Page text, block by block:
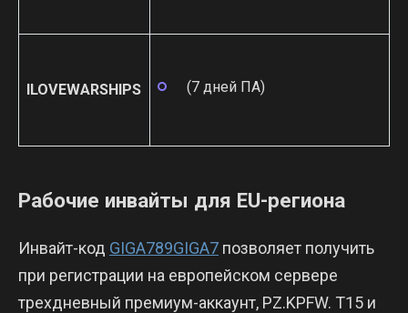
ILOVEWARSHIPS (7 дней ПА)
Рабочие инвайты для EU-региона
Инвайт-код GIGA789GIGA7 позволяет получить
при регистрации на европейском сервере
трехдневный премиум-аккаунт, PZ.KPFW. Т15 и